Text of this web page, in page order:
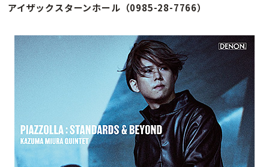
アイザックスターンホール（0985-28-7766）